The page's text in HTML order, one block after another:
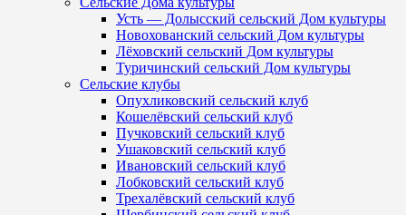
Усть — Долысский сельский Дом культуры
Новохованский сельский Дом культуры
Лёховский сельский Дом культуры
Туричинский сельский Дом культуры
Сельские клубы
Опухликовский сельский клуб
Кошелёвский сельский клуб
Пучковский сельский клуб
Ушаковский сельский клуб
Ивановский сельский клуб
Лобковский сельский клуб
Трехалёвский сельский клуб